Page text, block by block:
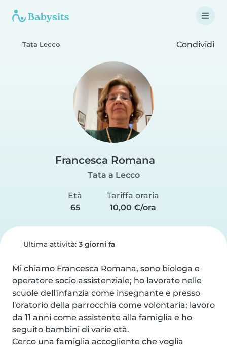
Tata Lecco Condividi
Francesca Romana
Tata a Lecco
Età
65
Tariffa oraria
10,00 €/ora
Ultima attività: 3 giorni fa
Mi chiamo Francesca Romana, sono biologa e
operatore socio assistenziale; ho lavorato nelle
scuole dell'infanzia come insegnante e presso
l'oratorio della parrocchia come volontaria; lavoro
da 11 anni come assistente alla famiglia e ho
seguito bambini di varie età.
Cerco una famiglia accogliente che voglia